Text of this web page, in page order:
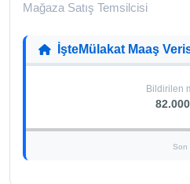
Mağaza Satış Temsilcisi
İşteMülakat Maaş
Bildirilen
Son